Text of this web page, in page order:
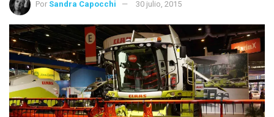
Por Sandra Capocchi 30 julio, 2015